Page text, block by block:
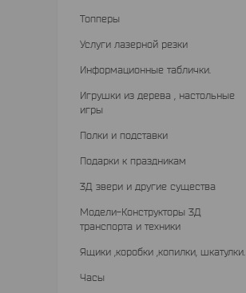
Топперы
Услуги лазерной резки
Информационные таблички.
Игрушки из дерева , настольные
игры
Полки и подставки
Подарки к праздникам
3Д звери и другие существа
Модели-Конструкторы 3Д
транспорта и техники
Ящики ,коробки ,копилки, шкатулки.
Часы